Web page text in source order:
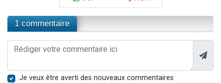
1 commentaire
Je veux être averti des nouveaux commentaires